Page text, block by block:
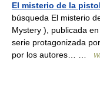
El misterio de la
búsqueda El misterio
Mystery ), publicada
serie protagonizada
por los autores… …